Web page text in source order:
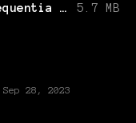
El Mosquetero de la Reina (Sequentia Soft).zip
5.7 MB
Sep 28, 2023